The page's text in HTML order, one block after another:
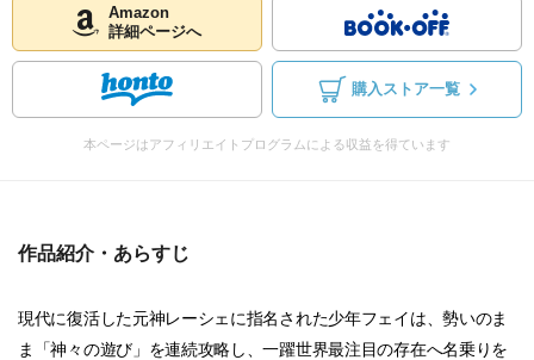
Amazon
詳細ページへ
購入ストア一覧
本ページはアフィリエイトプログラムによる収益を得ています
作品紹介・あらすじ
現代に復活した元神レーシェに指名された少年フェイは、勢いのま
ま「神々の遊び」を連続攻略し、一躍世界最注目の存在へ名乗りを